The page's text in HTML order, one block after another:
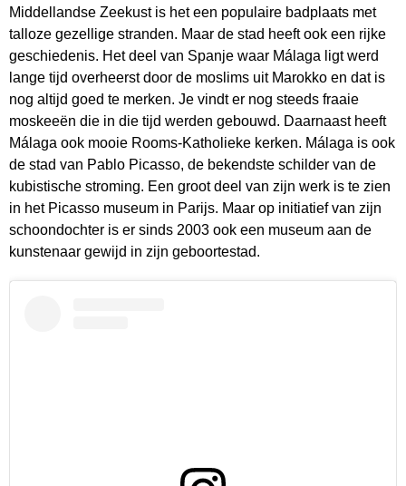
Middellandse Zeekust is het een populaire badplaats met
talloze gezellige stranden. Maar de stad heeft ook een rijke
geschiedenis. Het deel van Spanje waar Málaga ligt werd
lange tijd overheerst door de moslims uit Marokko en dat is
nog altijd goed te merken. Je vindt er nog steeds fraaie
moskeeën die in die tijd werden gebouwd. Daarnaast heeft
Málaga ook mooie Rooms-Katholieke kerken. Málaga is ook
de stad van Pablo Picasso, de bekendste schilder van de
kubistische stroming. Een groot deel van zijn werk is te zien
in het Picasso museum in Parijs. Maar op initiatief van zijn
schoondochter is er sinds 2003 ook een museum aan de
kunstenaar gewijd in zijn geboortestad.